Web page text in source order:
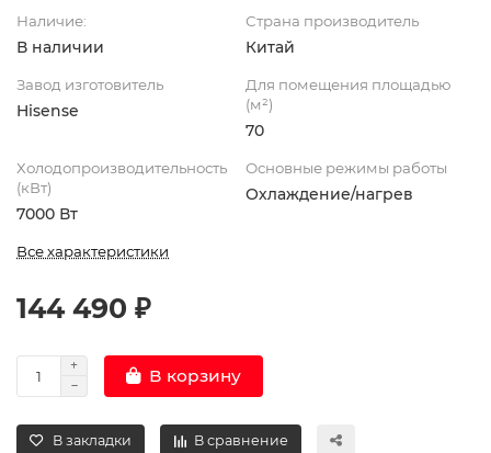
Наличие:
В наличии
Страна производитель
Китай
Завод изготовитель
Hisense
Для помещения площадью
(м²)
70
Холодопроизводительность
(кВт)
7000 Вт
Основные режимы работы
Охлаждение/нагрев
Все характеристики
144 490 ₽
В корзину
В закладки В сравнение